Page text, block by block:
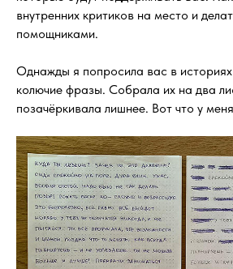
внутренних критиков на место и
помощниками.
Однажды я попросила вас в
колючие фразы. Собрала их на два
позачёркивала лишнее. Вот что у